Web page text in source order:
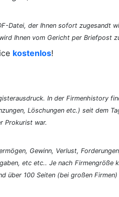
Datei, der Ihnen sofort zugesandt
Ihnen vom Gericht per Briefpost
kostenlos!
In der Firmenhistory
Löschungen etc.) seit dem
Prokurist war.
Gewinn, Verlust,
etc etc.. Je nach Firmengröße
über 100 Seiten (bei großen Firmen)